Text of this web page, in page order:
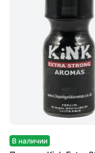
В наличии